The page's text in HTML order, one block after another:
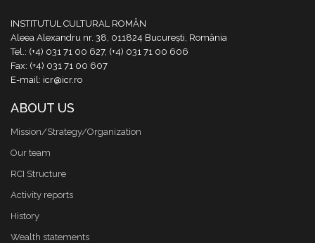
INSTITUTUL CULTURAL ROMÂN
Aleea Alexandru nr. 38, 011824 București, România
Tel.: (+4) 031 71 00 627, (+4) 031 71 00 606
Fax: (+4) 031 71 00 607
E-mail: icr@icr.ro
ABOUT US
Mission/Strategy/Organization
Our team
RCI Structure
Activity reports
History
Wealth statements